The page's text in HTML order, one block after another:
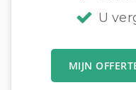
U
MIJN